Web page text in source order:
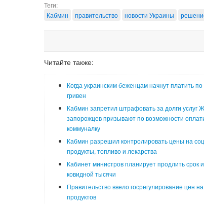
Теги:
Кабмин
правительство новости Украины
Читайте также:
Когда украинским беженцам начнут платить
гривен
Кабмин запретил штрафовать за долги услуг
запорожцев призывают по возможности
коммуналку
Кабмин разрешил контролировать цены на
продукты, топливо и лекарства
Кабинет министров планирует продлить срок
ковидной тысячи
Правительство ввело госрегулирование цен
продуктов